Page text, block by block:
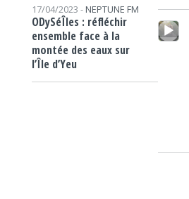
17/04/2023 - NEPTUNE FM
ODySéÎles : réfléchir
ensemble face à la
montée des eaux sur
l’Île d’Yeu
Lecteur audio